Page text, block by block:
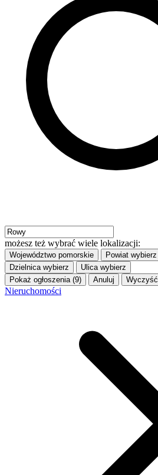
możesz też wybrać wiele lokalizacji:
Województwo pomorskie Powiat wybierz
Dzielnica wybierz Ulica wybierz
Pokaż ogłoszenia (9)
Anuluj
Nieruchomości